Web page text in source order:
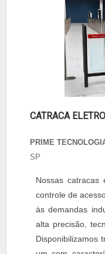
CATRACA
PRIME
SP
Nossas catracas
controle de
às demandas
alta precisão,
Disponibilizamos